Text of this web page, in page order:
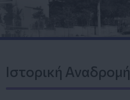
Ιστορική Αναδρομή